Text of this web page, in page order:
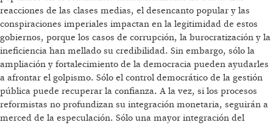
reacciones de las clases medias, el desencanto popular y las
conspiraciones imperiales impactan en la legitimidad de estos
gobiernos, porque los casos de corrupción, la burocratización y la
ineficiencia han mellado su credibilidad. Sin embargo, sólo la
ampliación y fortalecimiento de la democracia pueden ayudarles
a afrontar el golpismo. Sólo el control democrático de la gestión
pública puede recuperar la confianza. A la vez, si los procesos
reformistas no profundizan su integración monetaria, seguirán a
merced de la especulación. Sólo una mayor integración del